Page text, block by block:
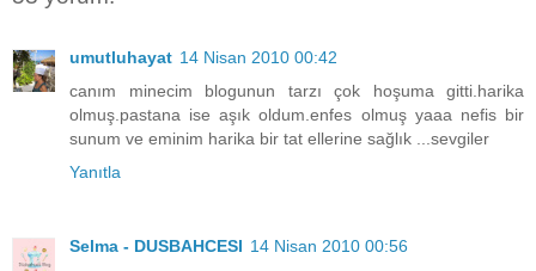
umutluhayat 14 Nisan 2010 00:42
canım minecim blogunun tarzı çok hoşuma gitti.harika
olmuş.pastana ise aşık oldum.enfes olmuş yaaa nefis bir
sunum ve eminim harika bir tat ellerine sağlık ...sevgiler
Yanıtla
Selma - DUSBAHCESI 14 Nisan 2010 00:56